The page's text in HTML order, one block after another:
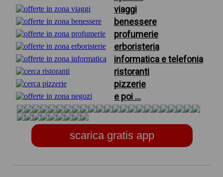
viaggi
benessere
profumerie
erboristeria
informatica e telefonia
ristoranti
pizzerie
e poi ...
scarica gratis app